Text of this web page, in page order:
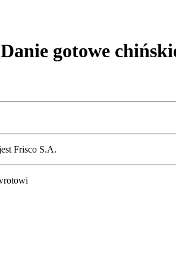
gotowe
Frisco S.A.